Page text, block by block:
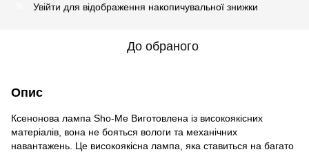
Увійти для відображення накопичувальної знижки
До обраного
Опис
Ксенонова лампа Sho-Me Виготовлена ​​із високоякісних
матеріалів, вона не бояться вологи та механічних
навантажень. Це високоякісна лампа, яка ставиться на багато